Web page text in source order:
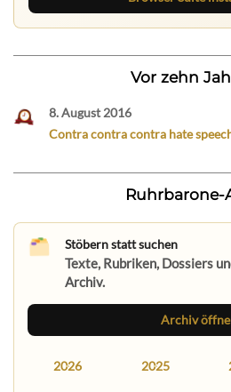
Vor zehn
8. August 2016
Contra contra contra hate
Ruhrbarone-
Stöbern statt suchen
Texte, Rubriken, Dossiers
Archiv.
Archiv
2026 2025